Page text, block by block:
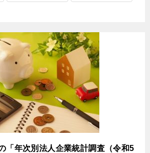
「年次別法人企業統計調査（令和5